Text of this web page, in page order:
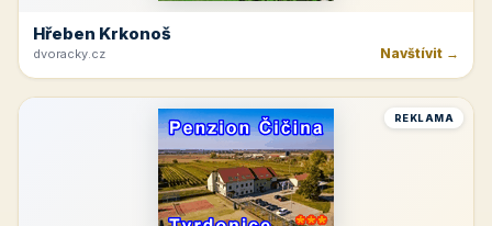
Hřeben Krkonoš
dvoracky.cz Navštívit →
REKLAMA